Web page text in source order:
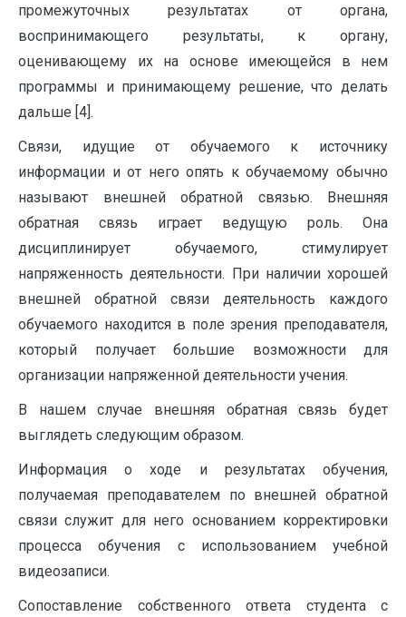
промежуточных результатах от органа,
воспринимающего результаты, к органу,
оценивающему их на основе имеющейся в нем
программы и принимающему решение, что делать
дальше [4].
Связи, идущие от обучаемого к источнику
информации и от него опять к обучаемому обычно
называют внешней обратной связью. Внешняя
обратная связь играет ведущую роль. Она
дисциплинирует обучаемого, стимулирует
напряженность деятельности. При наличии хорошей
внешней обратной связи деятельность каждого
обучаемого находится в поле зрения преподавателя,
который получает большие возможности для
организации напряженной деятельности учения.
В нашем случае внешняя обратная связь будет
выглядеть следующим образом.
Информация о ходе и результатах обучения,
получаемая преподавателем по внешней обратной
связи служит для него основанием корректировки
процесса обучения с использованием учебной
видеозаписи.
Сопоставление собственного ответа студента с